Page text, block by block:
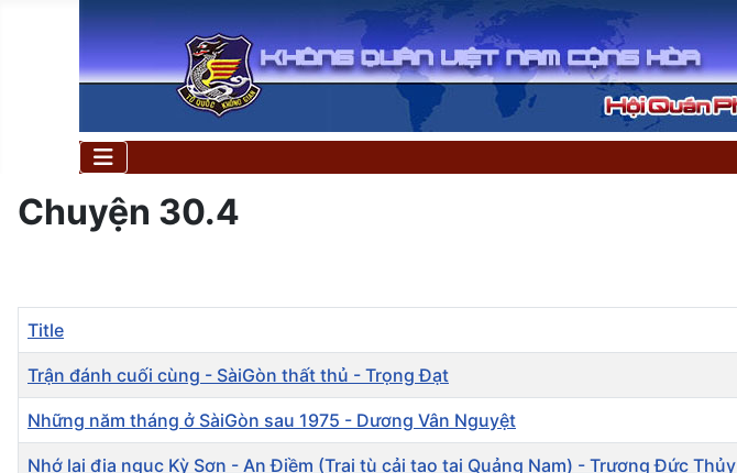
Chuyện 30.4
Title
Trận đánh cuối cùng - SàiGòn thất thủ - Trọng Đạt
Những năm tháng ở SàiGòn sau 1975 - Dương Vân Nguyệt
Nhớ lại địa ngục Kỳ Sơn - An Điềm (Trại tù cải tạo tại Quảng Nam) - Trương Đức Thủy